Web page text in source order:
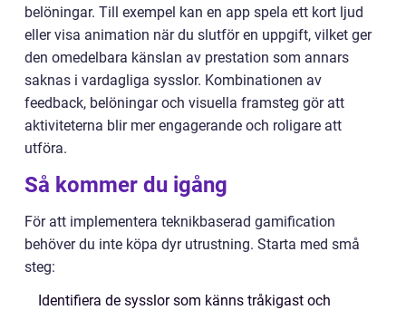
belöningar. Till exempel kan en app spela ett kort ljud
eller visa animation när du slutför en uppgift, vilket ger
den omedelbara känslan av prestation som annars
saknas i vardagliga sysslor. Kombinationen av
feedback, belöningar och visuella framsteg gör att
aktiviteterna blir mer engagerande och roligare att
utföra.
Så kommer du igång
För att implementera teknikbaserad gamification
behöver du inte köpa dyr utrustning. Starta med små
steg:
Identifiera de sysslor som känns tråkigast och